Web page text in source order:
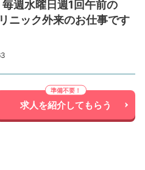
毎週水曜日週1回午前の
ニック外来のお仕事です
求人を紹介してもらう